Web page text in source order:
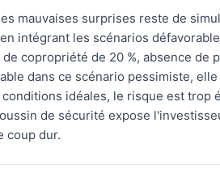
mauvaises surprises reste de
intégrant les scénarios
copropriété de 20 %, absence de
dans ce scénario pessimiste,
idéales, le risque est trop
de sécurité expose
coup dur.